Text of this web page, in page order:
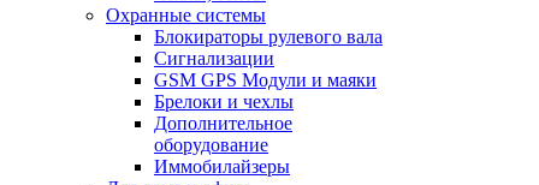
Охранные системы
Блокираторы рулевого вала
Сигнализации
GSM GPS Модули и маяки
Брелоки и чехлы
Дополнительное
оборудование
Иммобилайзеры